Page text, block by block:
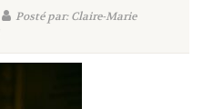
Posté par: Claire-Marie